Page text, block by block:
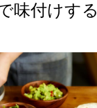
味付けす